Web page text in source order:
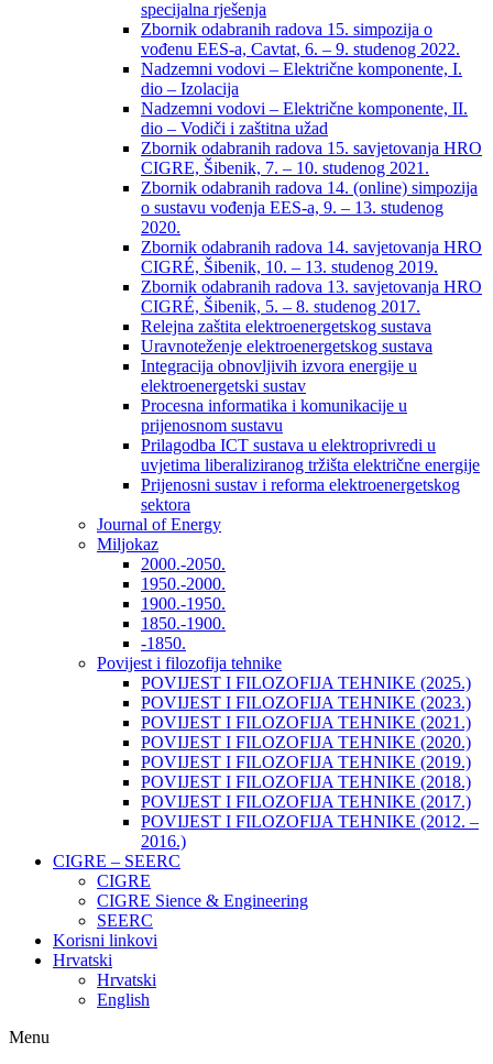
specijalna rješenja
Zbornik odabranih radova 15. simpozija o
vođenu EES-a, Cavtat, 6. – 9. studenog 2022.
Nadzemni vodovi – Električne komponente, I.
dio – Izolacija
Nadzemni vodovi – Električne komponente, II.
dio – Vodiči i zaštitna užad
Zbornik odabranih radova 15. savjetovanja HRO
CIGRE, Šibenik, 7. – 10. studenog 2021.
Zbornik odabranih radova 14. (online) simpozija
o sustavu vođenja EES-a, 9. – 13. studenog
2020.
Zbornik odabranih radova 14. savjetovanja HRO
CIGRÉ, Šibenik, 10. – 13. studenog 2019.
Zbornik odabranih radova 13. savjetovanja HRO
CIGRÉ, Šibenik, 5. – 8. studenog 2017.
Relejna zaštita elektroenergetskog sustava
Uravnoteženje elektroenergetskog sustava
Integracija obnovljivih izvora energije u
elektroenergetski sustav
Procesna informatika i komunikacije u
prijenosnom sustavu
Prilagodba ICT sustava u elektroprivredi u
uvjetima liberaliziranog tržišta električne energije
Prijenosni sustav i reforma elektroenergetskog
sektora
Journal of Energy
Miljokaz
2000.-2050.
1950.-2000.
1900.-1950.
1850.-1900.
-1850.
Povijest i filozofija tehnike
POVIJEST I FILOZOFIJA TEHNIKE (2025.)
POVIJEST I FILOZOFIJA TEHNIKE (2023.)
POVIJEST I FILOZOFIJA TEHNIKE (2021.)
POVIJEST I FILOZOFIJA TEHNIKE (2020.)
POVIJEST I FILOZOFIJA TEHNIKE (2019.)
POVIJEST I FILOZOFIJA TEHNIKE (2018.)
POVIJEST I FILOZOFIJA TEHNIKE (2017.)
POVIJEST I FILOZOFIJA TEHNIKE (2012. –
2016.)
CIGRE – SEERC
CIGRE
CIGRE Sience & Engineering
SEERC
Korisni linkovi
Hrvatski
Hrvatski
English
Menu